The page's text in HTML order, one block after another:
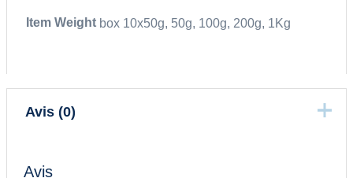
Item Weight box 10x50g, 50g, 100g, 200g, 1Kg
Avis (0)
Avis